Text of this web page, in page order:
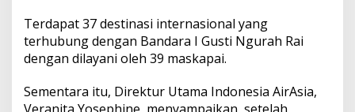
Terdapat 37 destinasi internasional yang
terhubung dengan Bandara I Gusti Ngurah Rai
dengan dilayani oleh 39 maskapai.
Sementara itu, Direktur Utama Indonesia AirAsia,